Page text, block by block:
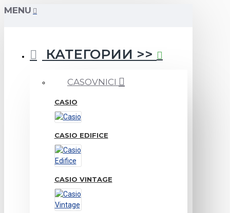
MENU
КАТЕГОРИИ >>
CASOVNICI
CASIO
CASIO EDIFICE
CASIO VINTAGE